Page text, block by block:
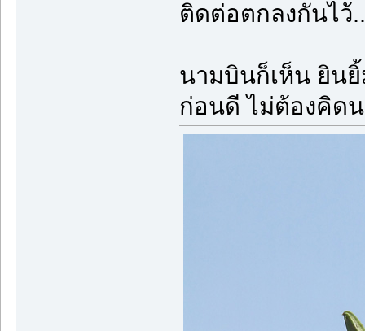
ติดต่อตกลงกันไว้
นามบินก็เห็น ยินยิ้
ก่อนดี ไม่ต้องคิดน